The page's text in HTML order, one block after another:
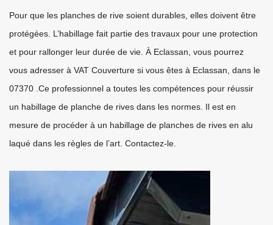
Pour que les planches de rive soient durables, elles doivent être
protégées. L’habillage fait partie des travaux pour une protection
et pour rallonger leur durée de vie. À Eclassan, vous pourrez
vous adresser à VAT Couverture si vous êtes à Eclassan, dans le
07370 .Ce professionnel a toutes les compétences pour réussir
un habillage de planche de rives dans les normes. Il est en
mesure de procéder à un habillage de planches de rives en alu
laqué dans les règles de l’art. Contactez-le.